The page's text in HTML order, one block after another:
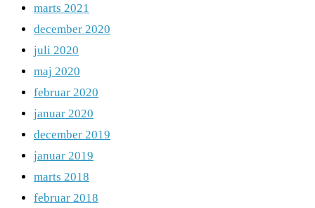
marts 2021
december 2020
juli 2020
maj 2020
februar 2020
januar 2020
december 2019
januar 2019
marts 2018
februar 2018